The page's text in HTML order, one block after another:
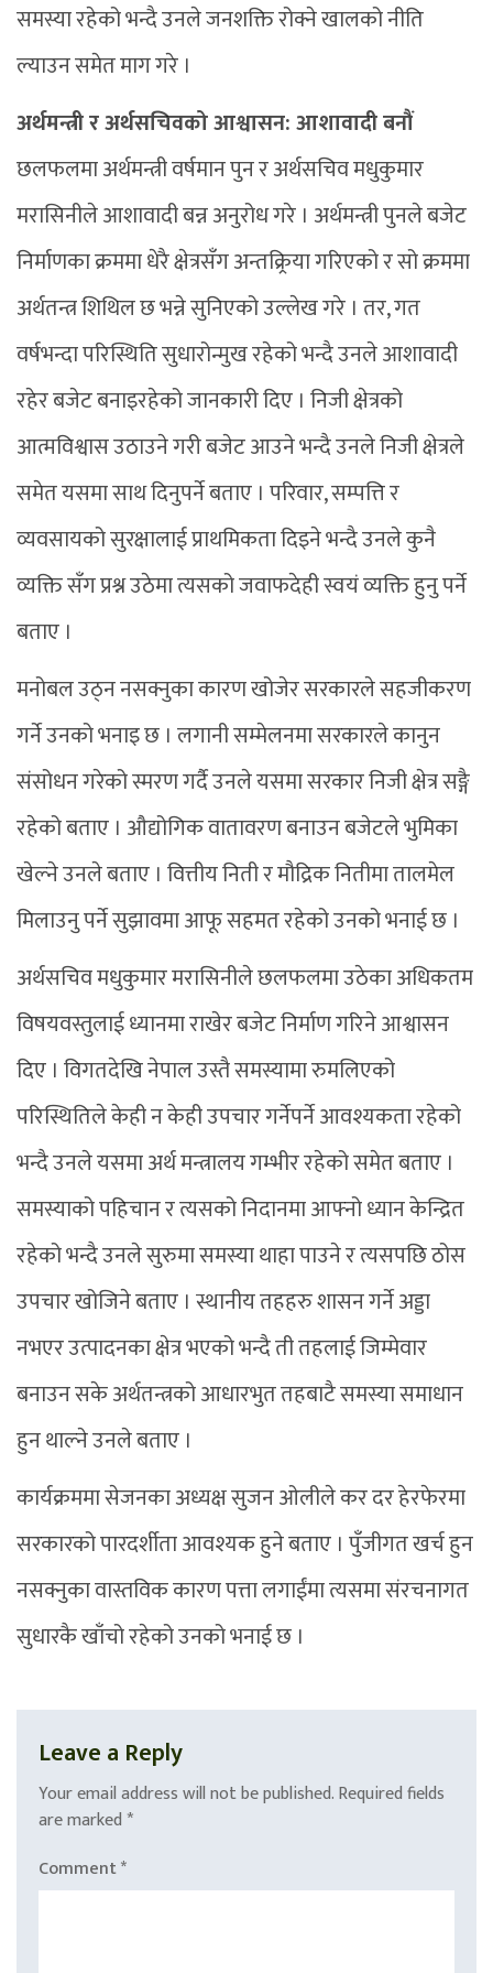
समस्या रहेको भन्दै उनले जनशक्ति रोक्ने खालको नीति
ल्याउन समेत माग गरे ।
अर्थमन्त्री र अर्थसचिवको आश्वासन: आशावादी बनौं
छलफलमा अर्थमन्त्री वर्षमान पुन र अर्थसचिव मधुकुमार
मरासिनीले आशावादी बन्न अनुरोध गरे । अर्थमन्त्री पुनले बजेट
निर्माणका क्रममा धेरै क्षेत्रसँग अन्तक्र्रिया गरिएको र सो क्रममा
अर्थतन्त्र शिथिल छ भन्ने सुनिएको उल्लेख गरे । तर, गत
वर्षभन्दा परिस्थिति सुधारोन्मुख रहेको भन्दै उनले आशावादी
रहेर बजेट बनाइरहेको जानकारी दिए । निजी क्षेत्रको
आत्मविश्वास उठाउने गरी बजेट आउने भन्दै उनले निजी क्षेत्रले
समेत यसमा साथ दिनुपर्ने बताए । परिवार, सम्पत्ति र
व्यवसायको सुरक्षालाई प्राथमिकता दिइने भन्दै उनले कुनै
व्यक्ति सँग प्रश्न उठेमा त्यसको जवाफदेही स्वयं व्यक्ति हुनु पर्ने
बताए ।
मनोबल उठ्न नसक्नुका कारण खोजेर सरकारले सहजीकरण
गर्ने उनको भनाइ छ । लगानी सम्मेलनमा सरकारले कानुन
संसोधन गरेको स्मरण गर्दै उनले यसमा सरकार निजी क्षेत्र सङ्गै
रहेको बताए । औद्योगिक वातावरण बनाउन बजेटले भुमिका
खेल्ने उनले बताए । वित्तीय निती र मौद्रिक नितीमा तालमेल
मिलाउनु पर्ने सुझावमा आफू सहमत रहेको उनको भनाई छ ।
अर्थसचिव मधुकुमार मरासिनीले छलफलमा उठेका अधिकतम
विषयवस्तुलाई ध्यानमा राखेर बजेट निर्माण गरिने आश्वासन
दिए । विगतदेखि नेपाल उस्तै समस्यामा रुमलिएको
परिस्थितिले केही न केही उपचार गर्नेपर्ने आवश्यकता रहेको
भन्दै उनले यसमा अर्थ मन्त्रालय गम्भीर रहेको समेत बताए ।
समस्याको पहिचान र त्यसको निदानमा आफ्नो ध्यान केन्द्रित
रहेको भन्दै उनले सुरुमा समस्या थाहा पाउने र त्यसपछि ठोस
उपचार खोजिने बताए । स्थानीय तहहरु शासन गर्ने अड्डा
नभएर उत्पादनका क्षेत्र भएको भन्दै ती तहलाई जिम्मेवार
बनाउन सके अर्थतन्त्रको आधारभुत तहबाटै समस्या समाधान
हुन थाल्ने उनले बताए ।
कार्यक्रममा सेजनका अध्यक्ष सुजन ओलीले कर दर हेरफेरमा
सरकारको पारदर्शीता आवश्यक हुने बताए । पुँजीगत खर्च हुन
नसक्नुका वास्तविक कारण पत्ता लगाईंमा त्यसमा संरचनागत
सुधारकै खाँचो रहेको उनको भनाई छ ।
Leave a Reply
Your email address will not be published.Required fields
are marked *
Comment*